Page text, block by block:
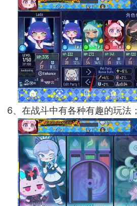
6、在战斗中有各种有趣的玩法；